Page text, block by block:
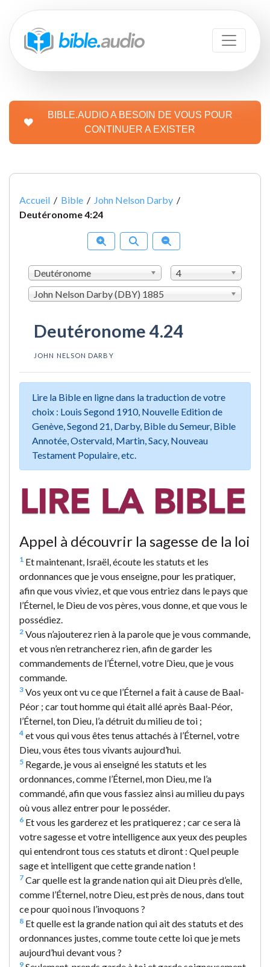
BIBLE.AUDIO A BESOIN DE VOUS POUR
CONTINUER A EXISTER
Accueil / Bible / John Nelson Darby /
Deutéronome 4:24
Deutéronome
4
John Nelson Darby (DBY) 1885
Deutéronome 4.24
JOHN NELSON DARBY
Lire la Bible en ligne dans la traduction de votre
choix : Louis Segond 1910, Nouvelle Edition de
Genève, Segond 21, Darby, Bible du Semeur, Bible
Annotée, Ostervald, Martin, Sacy, Nouveau
Testament Populaire, etc.
Appel à découvrir la sagesse de la loi
1 Et maintenant, Israël, écoute les statuts et les
ordonnances que je vous enseigne, pour les pratiquer,
afin que vous viviez, et que vous entriez dans le pays que
l’Éternel, le Dieu de vos pères, vous donne, et que vous le
possédiez.
2 Vous n’ajouterez rien à la parole que je vous commande,
et vous n’en retrancherez rien, afin de garder les
commandements de l’Éternel, votre Dieu, que je vous
commande.
3 Vos yeux ont vu ce que l’Éternel a fait à cause de Baal-
Péor ; car tout homme qui était allé après Baal-Péor,
l’Éternel, ton Dieu, l’a détruit du milieu de toi ;
4 et vous qui vous êtes tenus attachés à l’Éternel, votre
Dieu, vous êtes tous vivants aujourd’hui.
5 Regarde, je vous ai enseigné les statuts et les
ordonnances, comme l’Éternel, mon Dieu, me l’a
commandé, afin que vous fassiez ainsi au milieu du pays
où vous allez entrer pour le posséder.
6 Et vous les garderez et les pratiquerez ; car ce sera là
votre sagesse et votre intelligence aux yeux des peuples
qui entendront tous ces statuts et diront : Quel peuple
sage et intelligent que cette grande nation !
7 Car quelle est la grande nation qui ait Dieu près d’elle,
comme l’Éternel, notre Dieu, est près de nous, dans tout
ce pour quoi nous l’invoquons ?
8 Et quelle est la grande nation qui ait des statuts et des
ordonnances justes, comme toute cette loi que je mets
aujourd’hui devant vous ?
9